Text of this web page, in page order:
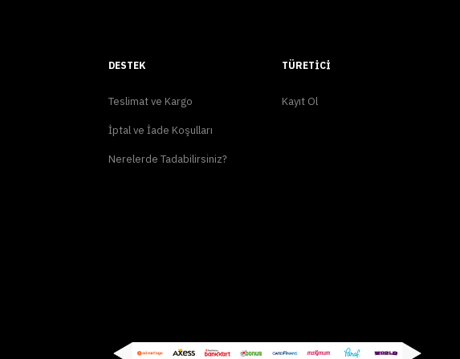
DESTEK
Teslimat ve Kargo
İptal ve İade Koşulları
Nerelerde Tadabilirsiniz?
TÜRETICI
Kayıt Ol